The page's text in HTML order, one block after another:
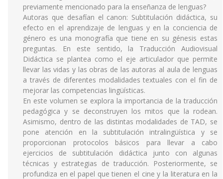
previamente mencionado para la enseñanza de lenguas?
Autoras que desafían el canon: Subtitulación didáctica, su
efecto en el aprendizaje de lenguas y en la conciencia de
género es una monografía que tiene en su génesis estas
preguntas. En este sentido, la Traducción Audiovisual
Didáctica se plantea como el eje articulador que permite
llevar las vidas y las obras de las autoras al aula de lenguas
a través de diferentes modalidades textuales con el fin de
mejorar las competencias lingüísticas.
En este volumen se explora la importancia de la traducción
pedagógica y se deconstruyen los mitos que la rodean.
Asimismo, dentro de las distintas modalidades de TAD, se
pone atención en la subtitulación intralingüística y se
proporcionan protocolos básicos para llevar a cabo
ejercicios de subtitulación didáctica junto con algunas
técnicas y estrategias de traducción. Posteriormente, se
profundiza en el papel que tienen el cine y la literatura en la